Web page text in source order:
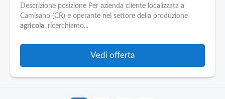
Descrizione posizione Per azienda cliente localizzata a
Camisano (CR) e operante nel settore della produzione
agricola, ricerchiamo...
Vedi offerta